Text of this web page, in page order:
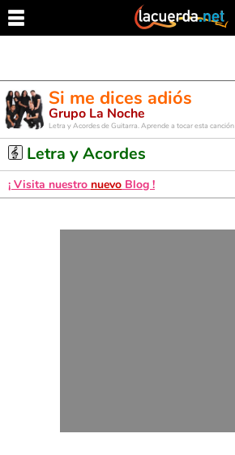
Si me dices adiós
Grupo La Noche
Letra y Acordes de Guitarra. Aprende a tocar esta canción
Letra y Acordes
¡ Visita nuestro nuevo Blog !